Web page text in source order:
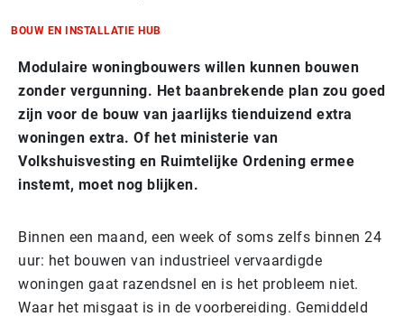
BOUW EN INSTALLATIE HUB
Modulaire woningbouwers willen kunnen bouwen
zonder vergunning. Het baanbrekende plan zou goed
zijn voor de bouw van jaarlijks tienduizend extra
woningen extra. Of het ministerie van
Volkshuisvesting en Ruimtelijke Ordening ermee
instemt, moet nog blijken.
Binnen een maand, een week of soms zelfs binnen 24
uur: het bouwen van industrieel vervaardigde
woningen gaat razendsnel en is het probleem niet.
Waar het misgaat is in de voorbereiding. Gemiddeld